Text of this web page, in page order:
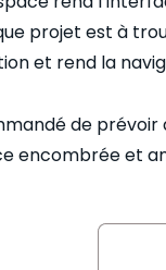
projet est à
et rend la
de prévoir
encombrée et